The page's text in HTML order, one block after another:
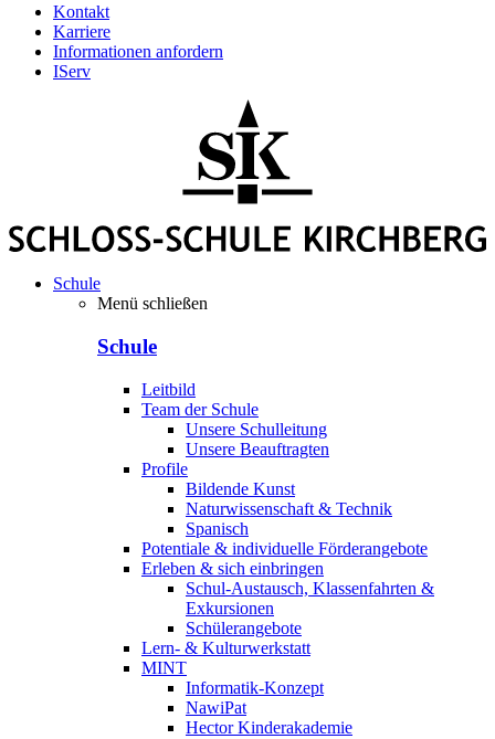
Kontakt
Karriere
Informationen anfordern
IServ
Schule
Menü schließen
Schule
Leitbild
Team der Schule
Unsere Schulleitung
Unsere Beauftragten
Profile
Bildende Kunst
Naturwissenschaft & Technik
Spanisch
Potentiale & individuelle Förderangebote
Erleben & sich einbringen
Schul-Austausch, Klassenfahrten &
Exkursionen
Schülerangebote
Lern- & Kulturwerkstatt
MINT
Informatik-Konzept
NawiPat
Hector Kinderakademie